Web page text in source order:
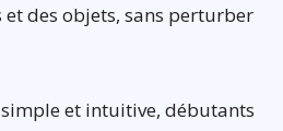
et des objets, sans perturber
et intuitive, débutants